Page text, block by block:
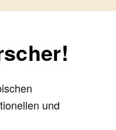
und